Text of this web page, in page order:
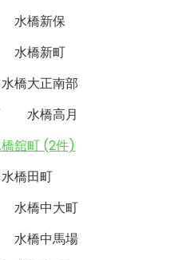
水橋新保
水橋新町
水橋大正南部
水橋高月
舘町 (2件)
水橋田町
水橋中大町
水橋中馬場